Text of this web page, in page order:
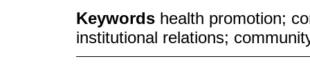
Keywords health promotion;
institutional relations;